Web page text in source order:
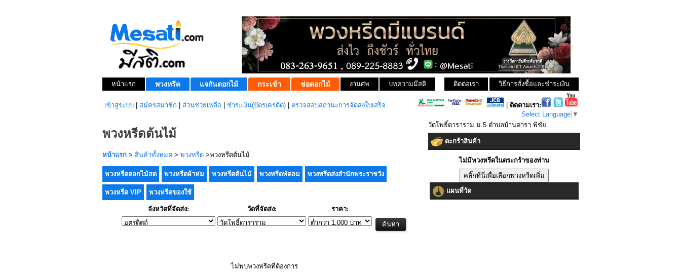
หน้าแรก พวงหรีด แจกันดอกไม้ กระเช้า ช่อดอกไม้ งานศพ บทความมีสติ วิธีการสั่งซื้อและชำระเงิน
ติดต่อเรา
เข้าสู่ระบบ สมัครสมาชิก ส่วนช่วยเหลือ ชำระเงิน(บัตรเครดิต) ตรวจสอบสถานะการจัดส่งใบเสร็จ
ติดตามเรา:
Select Language ▼
พวงหรีดต้นไม้
หน้าแรก > สินค้าทั้งหมด > พวงหรีด >พวงหรีดต้นไม้
พวงหรีดดอกไม้สด พวงหรีดผ้าห่ม พวงหรีดต้นไม้ พวงหรีดพัดลม พวงหรีดส่งสำนักพระราชวัง
พวงหรีด VIP พวงหรีดของใช้
จังหวัดที่จัดส่ง: วัดที่จัดส่ง: ราคา:
ไม่พบพวงหรีดที่ต้องการ
วัดโพธิ์ดาราราม ม.5 ตำบลบ้านดารา พิชัย
ตะกร้าสินค้า
ไม่มีพวงหรีดในตระกร้าของท่าน
แผนที่วัด